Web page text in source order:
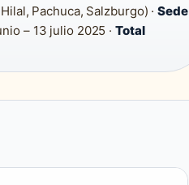
Pachuca, Salzburgo) ·Sede
– 13 julio 2025 ·Total